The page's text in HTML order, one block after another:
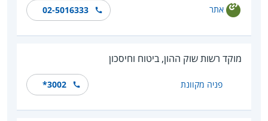
אתר 02-5016333
מוקד רשות שוק ההון, ביטוח וחיסכון
פניה מקוונת *‎3002